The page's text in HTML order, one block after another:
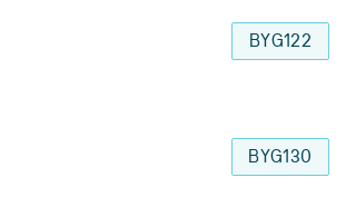
BYG122
BYG130